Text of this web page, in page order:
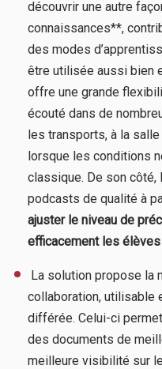
découvrir une autre
connaissances**,
des modes
être utilisée aussi bien
offre une grande
écouté dans de
les transports, à la
lorsque les conditions
classique. De son côté,
podcasts de qualité à
ajuster le niveau de
efficacement les élèves
La solution propose la
collaboration, utilisable
différée. Celui-ci
des documents de
meilleure visibilité sur